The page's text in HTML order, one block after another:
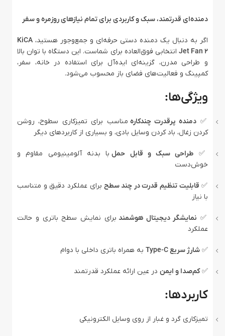
دمنده‌ای قدرتمند، سبک و کاربردی برای تمام نیازهای روزمره و سفر
اگر به دنبال یک دمنده دستی حرفه‌ای و جمع‌وجور هستید، KiCA
Jet Fan 2 انتخابی فوق‌العاده برای شماست. این دستگاه با توان بالا
و طراحی مدرن، گزینه‌ای ایده‌آل برای استفاده در خانه، سفر،
کمپینگ و فعالیت‌های فضای باز محسوب می‌شود.
ویژگی‌ها:
✅ دمنده پرقدرت چندکاره مناسب برای تمیزکاری سطوح، روشن
کردن زغال، باد کردن وسایل بادی، و بسیاری از کاربردهای دیگر
✅ طراحی سبک و قابل حملبا بدنه آلومینیومی مقاوم و
خوش‌دست
✅ قابلیت تنظیم قدرت در چند سطح برای عملکرد دقیق و متناسب
با نیاز
✅ نمایشگر دیجیتال هوشمند برای نمایش سطح باتری و حالت
عملکرد
✅ شارژ سریع Type-C به همراه باتری داخلی با دوام
✅کم‌صدا و ایمن در عین ارائه عملکرد قدرتمند
کاربردها:
تمیزکاری گرد و غبار از روی وسایل الکترونیکی